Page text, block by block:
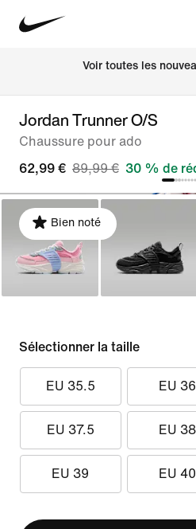
Voir toutes les
Jordan Trunner O/S
Chaussure pour ado
62,99 € 89,99 € 30 % de
Bien noté
Sélectionner la taille
EU 35.5 EU 36
EU 37.5 EU 38
EU 39 EU 40